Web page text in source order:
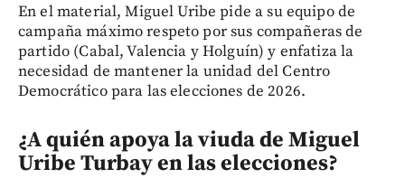
En el material, Miguel Uribe pide a su equipo de
campaña máximo respeto por sus compañeras de
partido (Cabal, Valencia y Holguín) y enfatiza la
necesidad de mantener la unidad del Centro
Democrático para las elecciones de 2026.
¿A quién apoya la viuda de Miguel
Uribe Turbay en las elecciones?